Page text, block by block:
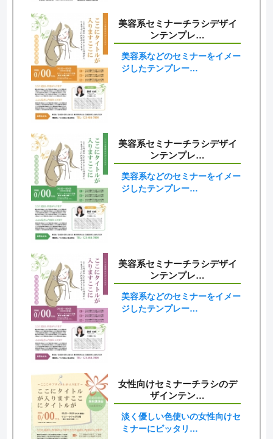
美容系セミナーチラシデザイ
ンテンプレ…
美容系などのセミナーをイメー
ジしたテンプレー…
美容系セミナーチラシデザイ
ンテンプレ…
美容系などのセミナーをイメー
ジしたテンプレー…
美容系セミナーチラシデザイ
ンテンプレ…
美容系などのセミナーをイメー
ジしたテンプレー…
女性向けセミナーチラシのデ
ザインテン…
淡く優しい色使いの女性向けセ
ミナーにピッタリ…